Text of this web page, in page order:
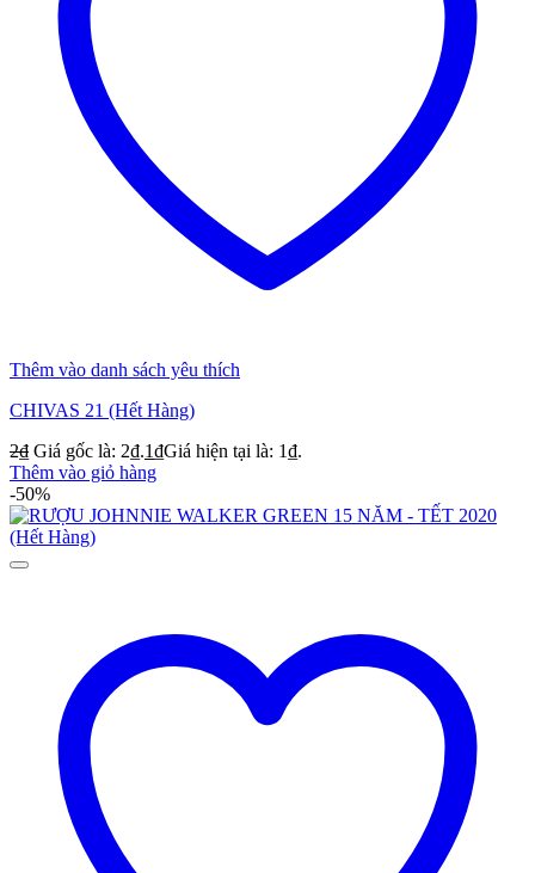
Thêm vào danh sách yêu thích
CHIVAS 21 (Hết Hàng)
2₫ Giá gốc là: 2₫.1₫Giá hiện tại là: 1₫.
Thêm vào giỏ hàng
-50%